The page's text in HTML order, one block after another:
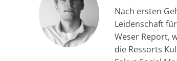
Nach ersten
Leidenschaft
Weser Report,
die Ressorts